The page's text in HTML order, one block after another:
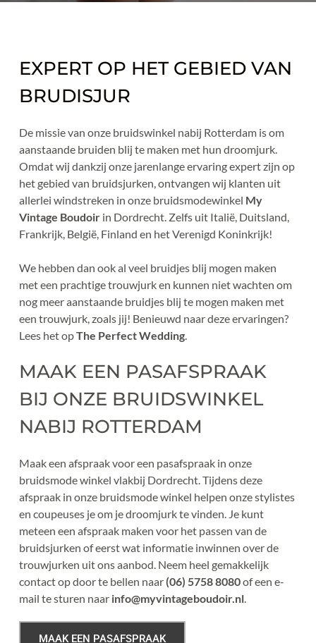
EXPERT OP HET GEBIED VAN
BRUDISJUR
De missie van onze bruidswinkel nabij Rotterdam is om
aanstaande bruiden blij te maken met hun droomjurk.
Omdat wij dankzij onze jarenlange ervaring expert zijn op
het gebied van bruidsjurken, ontvangen wij klanten uit
allerlei windstreken in onze bruidsmodewinkel My
Vintage Boudoir in Dordrecht. Zelfs uit Italië, Duitsland,
Frankrijk, België, Finland en het Verenigd Koninkrijk!
We hebben dan ook al veel bruidjes blij mogen maken
met een prachtige trouwjurk en kunnen niet wachten om
nog meer aanstaande bruidjes blij te mogen maken met
een trouwjurk, zoals jij! Benieuwd naar deze ervaringen?
Lees het op The Perfect Wedding.
MAAK EEN PASAFSPRAAK
BIJ ONZE BRUIDSWINKEL
NABIJ ROTTERDAM
Maak een afspraak voor een pasafspraak in onze
bruidsmode winkel vlakbij Dordrecht. Tijdens deze
afspraak in onze bruidsmode winkel helpen onze stylistes
en coupeuses je om je droomjurk te vinden. Je kunt
meteen een afspraak maken voor het passen van de
bruidsjurken of eerst wat informatie inwinnen over de
trouwjurken uit ons aanbod. Neem heel gemakkelijk
contact op door te bellen naar (06) 5758 8080 of een e-
mail te sturen naar info@myvintageboudoir.nl.
MAAK EEN PASAFSPRAAK